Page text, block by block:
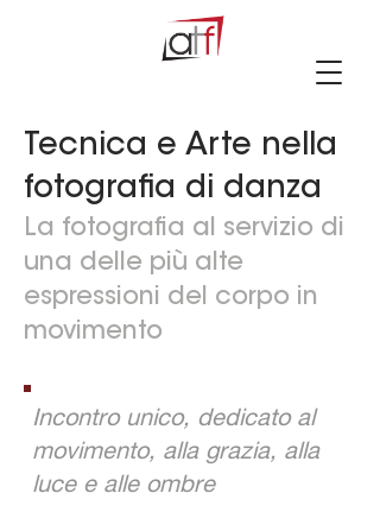
Tecnica e Arte nella
fotografia di danza
La fotografia al servizio di
una delle più alte
espressioni del corpo in
movimento
Incontro unico, dedicato al
movimento, alla grazia, alla
luce e alle ombre